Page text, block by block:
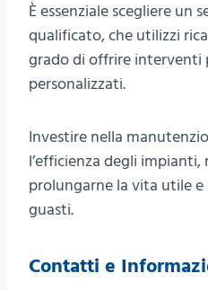
È essenziale scegliere un
qualificato, che utilizzi
grado di offrire interventi
personalizzati.
Investire nella
l’efficienza degli
prolungarne la vita utile e
guasti.
Contatti e